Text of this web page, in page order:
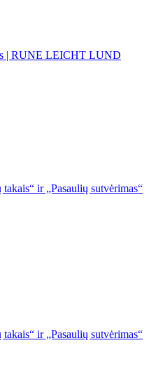
| RUNE LEICHT LUND
ir „Pasaulių sutvėrimas“
ir „Pasaulių sutvėrimas“